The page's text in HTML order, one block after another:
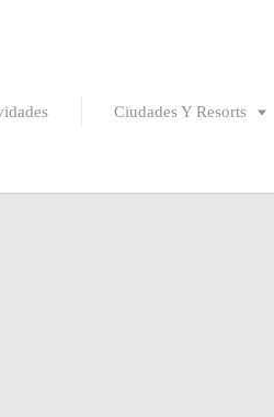
Ciudades Y Resorts